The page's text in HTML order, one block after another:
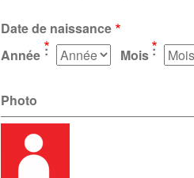
Date de naissance
Année
Mois
Photo